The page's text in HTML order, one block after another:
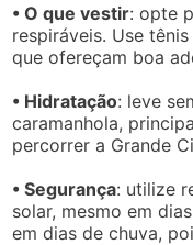
• O que vestir: opte
respiráveis. Use
que ofereçam boa
• Hidratação: leve
caramanhola,
percorrer a Grande
• Segurança: utilize
solar, mesmo em
em dias de chuva,